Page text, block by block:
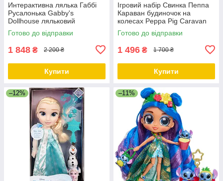
Интерактивна лялька Габбі
Русалонька Gabby's
Dollhouse ляльковий
будиночок Gabby's співай та
сяй
Готово до відправки
1 848 ₴ 2 200 ₴
Купити
Ігровий набір Свинка Пеппа
Караван будиночок на
колесах Peppa Pig Caravan
Playset
Готово до відправки
1 496 ₴ 1 700 ₴
Купити
–12% –11%